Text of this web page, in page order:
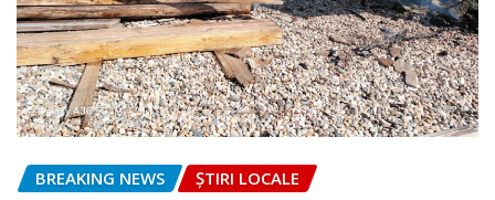
BREAKING NEWS ȘTIRI LOCALE